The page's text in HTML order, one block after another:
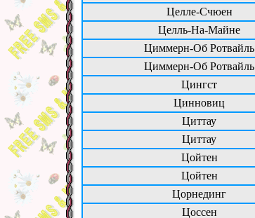
Целле-Счюен
Целль-На-Майне
Циммерн-Об Ротвайль
Циммерн-Об Ротвайль
Цингст
Цинновиц
Циттау
Циттау
Цойтен
Цойтен
Цорнединг
Цоссен